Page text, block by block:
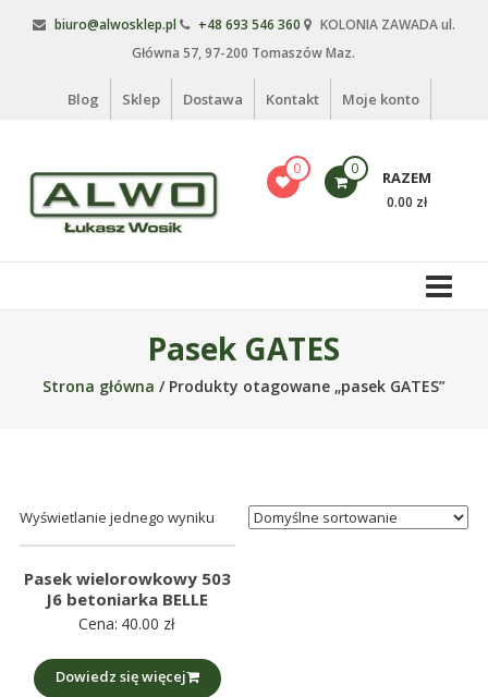
biuro@alwosklep.pl +48 693 546 360
KOLONIA ZAWADA ul.
Główna 57, 97-200 Tomaszów Maz.
Blog Sklep Dostawa Kontakt Moje konto
Alwo
sklep
meble
części
Produkujemy
min.:
rodzaju
części
0 0 RAZEM
0.00 zł
Pasek GATES
Strona główna / Produkty otagowane „pasek GATES”
Wyświetlanie jednego wyniku
Pasek wielorowkowy 503
J6 betoniarka BELLE
Cena: 40.00 zł
Dowiedz się więcej